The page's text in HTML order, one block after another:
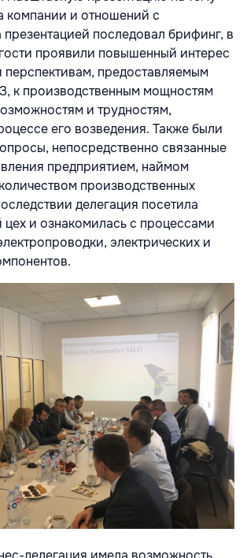
компании и отношений с
последовал брифинг, в
проявили повышенный интерес
перспективам, предоставляемым
к производственным мощностям
и трудностям,
его возведения. Также были
непосредственно связанные
предприятием, наймом
производственных
делегация посетила
и ознакомилась с процессами
электрических и